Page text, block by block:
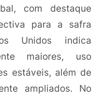
com destaque
para a safra
Unidos indica
maiores, uso
estáveis, além de
ampliados. No